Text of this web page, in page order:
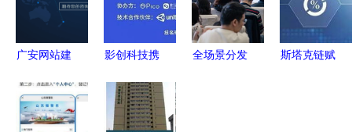
现代农业产
业技术体系
广安网站建
技推广和应
用服务的深
影创科技携
2020
Qualcomm
全场景分发
斯塔克链赋